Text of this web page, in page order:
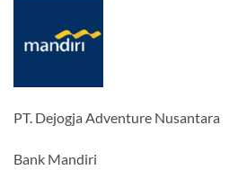
PT. Dejogja Adventure Nusantara
Bank Mandiri